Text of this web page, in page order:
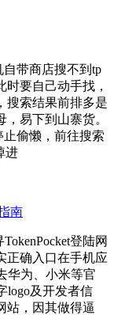
带商店搜不到tp
要自己动手找，
搜索结果前排多是
易下到山寨货。
偷懒，前往搜索
进
南
登陆网
正确入口在手机应
华为、小米等官
logo及开发者信
站，因其做得逼